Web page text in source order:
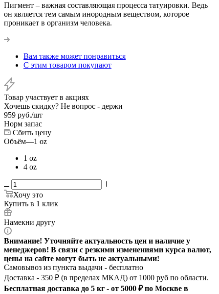
Пигмент – важная составляющая процесса татуировки. Ведь
он является тем самым инородным веществом, которое
проникает в организм человека.
Вам также может понравиться
С этим товаром покупают
Товар участвует в акциях
Хочешь скидку? Не вопрос - держи
959 руб./шт
Норм запас
Сбить цену
Объём—1 oz
1 oz
4 oz
Хочу это
Купить в 1 клик
Намекни другу
Внимание! Уточняйте актуальность цен и наличие у
менеджеров! В связи с резкими изменениями курса валют,
цены на сайте могут быть не актуальными!
Самовывоз из пункта выдачи - бесплатно
Доставка - 350 ₽ (в пределах МКАД) от 1000 руб по области.
Бесплатная доставка до 5 кг - от 5000 ₽ по Москве в